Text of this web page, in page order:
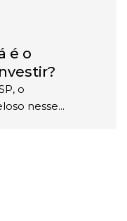
é o
o
nesse...